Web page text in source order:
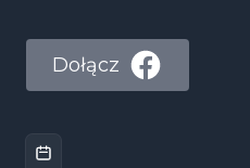
Dołącz